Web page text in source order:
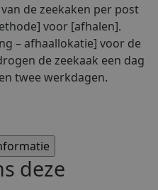
de zeekaken per post
voor [afhalen].
– afhaallokatie] voor de
de zeekaak een dag
twee werkdagen.
deze